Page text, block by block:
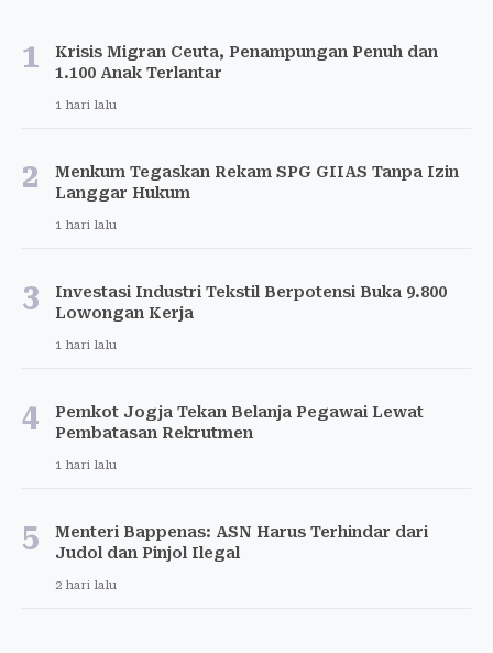
1
Krisis Migran Ceuta, Penampungan Penuh dan
1.100 Anak Terlantar
1 hari lalu
2
Menkum Tegaskan Rekam SPG GIIAS Tanpa Izin
Langgar Hukum
1 hari lalu
3
Investasi Industri Tekstil Berpotensi Buka 9.800
Lowongan Kerja
1 hari lalu
4
Pemkot Jogja Tekan Belanja Pegawai Lewat
Pembatasan Rekrutmen
1 hari lalu
5
Menteri Bappenas: ASN Harus Terhindar dari
Judol dan Pinjol Ilegal
2 hari lalu